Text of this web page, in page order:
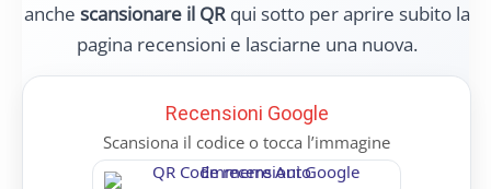
anche scansionare il QRqui sotto per aprire subito la
pagina recensioni e lasciarne una nuova.
Recensioni Google
Scansiona il codice o tocca l’immagine